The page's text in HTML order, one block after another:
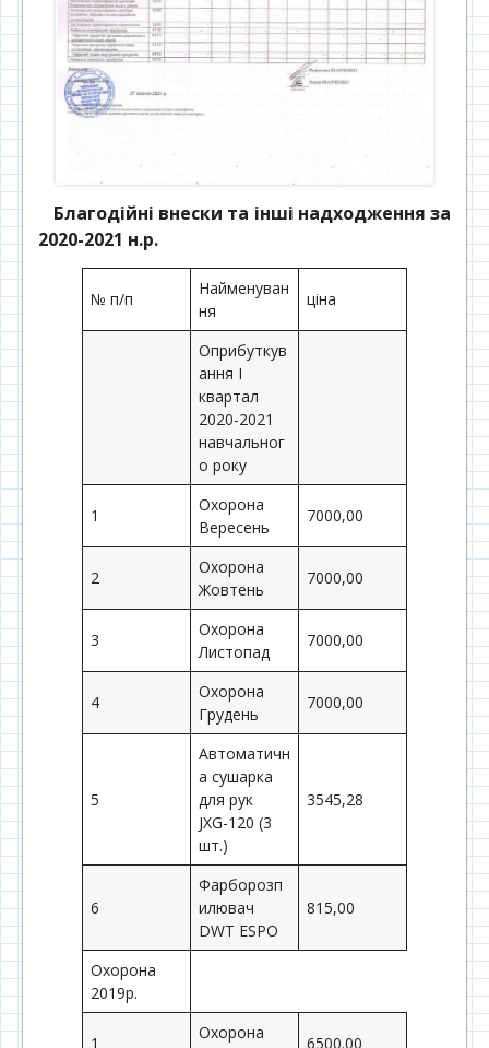
Благодійні внески та інші надходження за
2020-2021 н.р.
№ п/п
Найменуван
ня
ціна
Оприбуткув
ання І
квартал
2020-2021
навчальног
о року
1
Охорона
Вересень
7000,00
2
Охорона
Жовтень
7000,00
3
Охорона
Листопад
7000,00
4
Охорона
Грудень
7000,00
5
Автоматичн
а сушарка
для рук
JXG-120 (3
шт.)
3545,28
6
Фарборозп
илювач
DWT ESPO
815,00
Охорона
2019р.
1
Охорона
6500.00